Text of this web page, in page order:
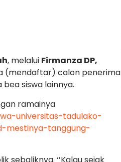
, melalui Firmanza DP,
(mendaftar) calon penerima
siswa lainnya.
ramainya
universitas-tadulako-
mestinya-tanggung-